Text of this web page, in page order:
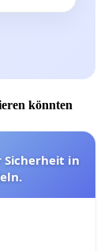
könnten
Sicherheit in